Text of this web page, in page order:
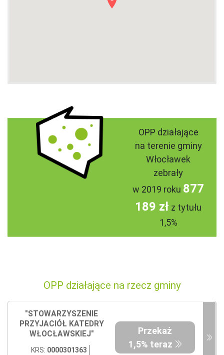
OPP działające
na terenie gminy
Włocławek
zebrały
w 2019 roku 877
189 zł z tytułu
1,5%
OPP działające na rzecz gminy
"STOWARZYSZENIE
PRZYJACIÓŁ KATEDRY
WŁOCŁAWSKIEJ"
KRS: 0000301363
Przekaż
1,5% teraz